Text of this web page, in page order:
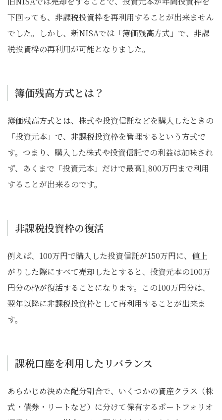
下回っても、非課税投資枠を再利用することが出来ません
でした。しかし、新NISAでは「簿価残高方式」で、非課
税投資枠の再利用が可能となりました。
簿価残高方式とは？
簿価残高方式とは、株式や投資信託などを購入したときの
「投資元本」で、非課税投資枠を管理するという方式で
す。つまり、購入した株式や投資信託での利益は加味され
ず、あくまで「投資元本」だけで最高1,800万円まで利用
することが出来るのです。
非課税投資枠の復活
例えば、100万円で購入した投資信託が150万円に、値上
がりした際にすべて売却したとすると、投資元本の100万
円分の枠が復活することになります。この100万円分は、
翌年以降に非課税投資枠として再利用することが出来ま
す。
課税口座を利用したリバランス
あらかじめ決めた配分割合で、いくつかの資産クラス（株
式・債券・リートなど）に分けて保有するポートフォリオ